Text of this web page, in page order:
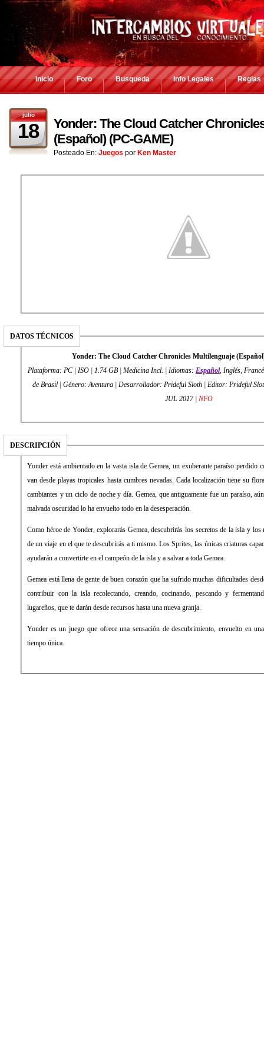
Inicio Foro Busqueda Info Legales Reglas
julio
18
Yonder: The Cloud Catcher
(Español) (PC-GAME)
Posteado En: Juegos por Ken Master
DATOS TÉCNICOS
Yonder: The Cloud Catcher Chronicles Multilenguaje
Plataforma: PC | ISO | 1.74 GB | Medicina Incl. | Idiomas: Español, Inglés,
de Brasil | Género: Aventura | Desarrollador: Prideful Sloth | Editor: Prideful Sloth | Fecha de lanzamiento: 18
JUL 2017 | NFO
DESCRIPCIÓN
Yonder está ambientado en la vasta isla de Gemea, un exuberante paraíso perdido
van desde playas tropicales hasta cumbres nevadas. Cada localización tiene su
cambiantes y un ciclo de noche y día. Gemea, que antiguamente fue un paraíso,
malvada oscuridad lo ha envuelto todo en la desesperación.
Como héroe de Yonder, explorarás Gemea, descubrirás los secretos de la isla y
de un viaje en el que te descubrirás a ti mismo. Los Sprites, las únicas criaturas
ayudarán a convertirte en el campeón de la isla y a salvar a toda Gemea.
Gemea está llena de gente de buen corazón que ha sufrido muchas dificultades
contribuir con la isla recolectando, creando, cocinando, pescando y
lugareños, que te darán desde recursos hasta una nueva granja.
Yonder es un juego que ofrece una sensación de descubrimiento, envuelto en
tiempo única.